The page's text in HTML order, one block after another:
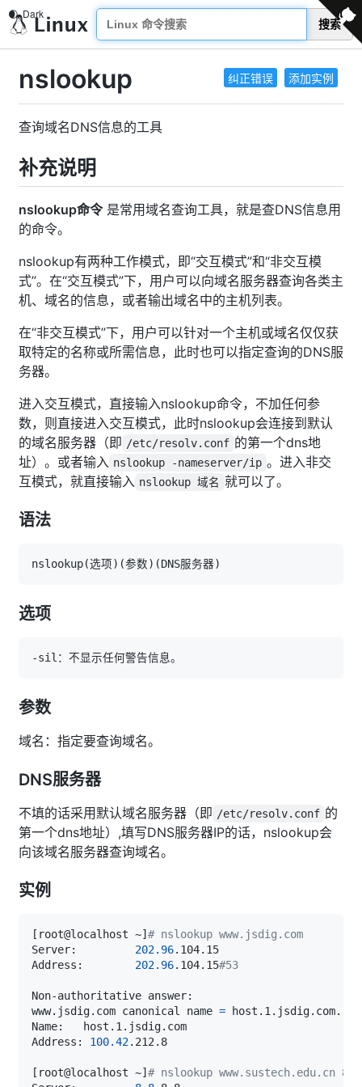
搜索
纠正错误 添加实例
nslookup
查询域名DNS信息的工具
补充说明
nslookup命令是常用域名查询工具，就是查DNS信息用
的命令。
nslookup有两种工作模式，即“交互模式”和“非交互模
式”。在“交互模式”下，用户可以向域名服务器查询各类主
机、域名的信息，或者输出域名中的主机列表。
在“非交互模式”下，用户可以针对一个主机或域名仅仅获
取特定的名称或所需信息，此时也可以指定查询的DNS服
务器。
进入交互模式，直接输入nslookup命令，不加任何参
数，则直接进入交互模式，此时nslookup会连接到默认
的域名服务器（即 /etc/resolv.conf 的第一个dns地
址）。或者输入 nslookup -nameserver/ip 。进入非交
互模式，就直接输入 nslookup 域名 就可以了。
语法
nslookup(选项) (参数) (DNS服务器)
选项
参数
域名：指定要查询域名。
DNS服务器
不填的话采用默认域名服务器（即 /etc/resolv.conf 的
第一个dns地址）,填写DNS服务器IP的话，nslookup会
向该域名服务器查询域名。
实例
[ root@localhost ~] # nslookup www.jsdig.com
Server: 202.96
Address: 202.96.104.15#53
www.jsdig.com canonical name =
Address: 100.42
[ root@localhost ~] # nslookup www.sustech.edu.cn